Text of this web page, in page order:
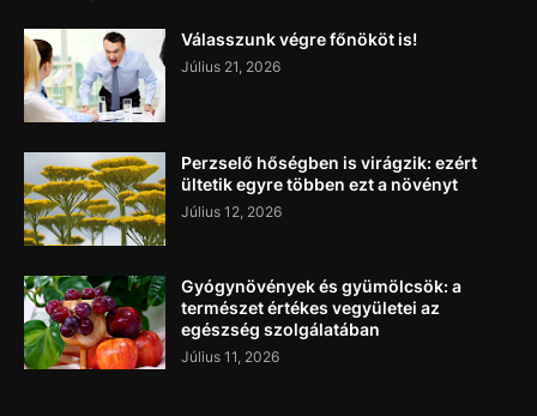
Válasszunk végre főnököt is!
Július 21, 2026
Perzselő hőségben is virágzik: ezért
ültetik egyre többen ezt a növényt
Július 12, 2026
Gyógynövények és gyümölcsök: a
természet értékes vegyületei az
egészség szolgálatában
Július 11, 2026